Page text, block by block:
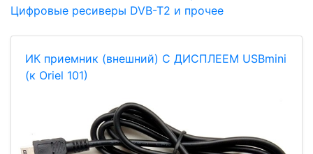
Цифровые ресиверы DVB-T2 и прочее
ИК приемник (внешний) С ДИСПЛЕЕМ USBmini
(к Oriel 101)